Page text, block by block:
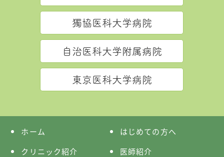
獨協医科大学病院
自治医科大学附属病院
東京医科大学病院
ホーム
はじめての方へ
クリニック紹介
医師紹介